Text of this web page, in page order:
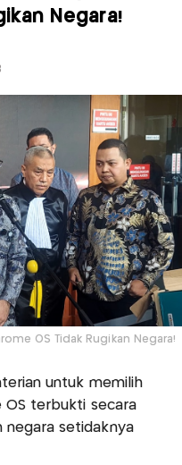
Negara!
OS Tidak Rugikan Negara!
untuk memilih
OS terbukti secara
negara setidaknya